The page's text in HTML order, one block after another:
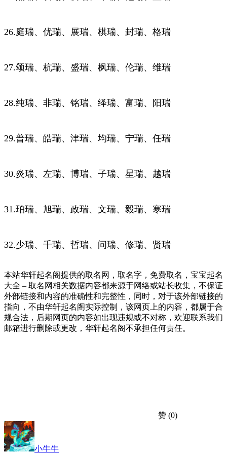
26.庭瑞、优瑞、展瑞、棋瑞、封瑞、格瑞
27.颂瑞、杭瑞、盛瑞、枫瑞、伦瑞、维瑞
28.纯瑞、非瑞、铭瑞、绎瑞、富瑞、阳瑞
29.普瑞、皓瑞、津瑞、均瑞、宁瑞、任瑞
30.炎瑞、左瑞、博瑞、子瑞、星瑞、越瑞
31.珀瑞、旭瑞、政瑞、文瑞、毅瑞、寒瑞
32.少瑞、千瑞、哲瑞、问瑞、修瑞、贤瑞
本站华轩起名阁提供的取名网，取名字，免费取名，宝宝起名
大全 – 取名网相关数据内容都来源于网络或站长收集，不保证
外部链接和内容的准确性和完整性，同时，对于该外部链接的
指向，不由华轩起名阁实际控制，该网页上的内容，都属于合
规合法，后期网页的内容如出现违规或不对称，欢迎联系我们
邮箱进行删除或更改，华轩起名阁不承担任何责任。
赞 (0)
小牛牛